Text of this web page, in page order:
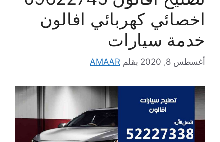
اخصائي كهربائي افالون
خدمة سيارات
أغسطس 8, 2020 بقلم AMAAR